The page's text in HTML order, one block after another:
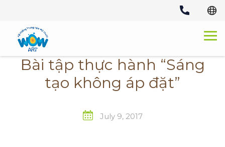
content
Bài tập thực hành “Sáng
tạo không áp đặt”
July 9, 2017